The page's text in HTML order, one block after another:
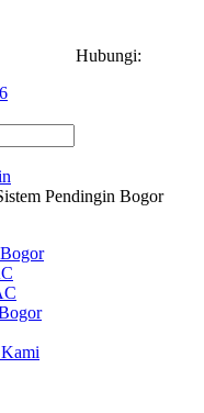
Hubungi:
Pendingin Bogor